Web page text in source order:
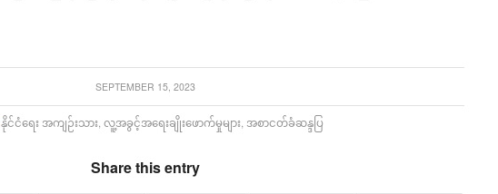
SEPTEMBER 15, 2023
နိုင်ငံရေး အကျဉ်းသား,လူ့အခွင့်အရေးချိုးဖောက်မှုများ, အစာငတ်ခံဆန္ဒပြ
Share this entry